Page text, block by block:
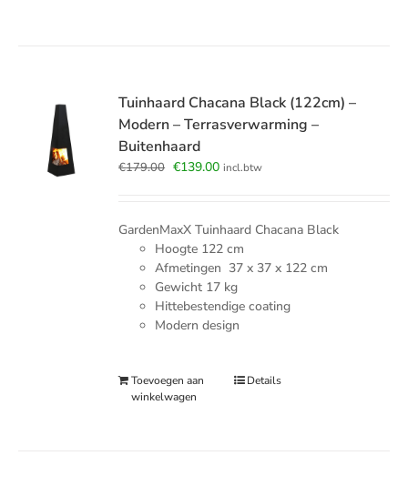
Tuinhaard Chacana Black (122cm) –
Modern – Terrasverwarming –
Buitenhaard
€179.00 Oorspronkelijke
€179.00.
€139.00Huidige
€139.00.
incl.btw
GardenMaxX Tuinhaard Chacana Black
Hoogte 122 cm
Afmetingen 37 x 37 x 122 cm
Gewicht 17 kg
Hittebestendige coating
Modern design
Toevoegen aan
winkelwagen
Details